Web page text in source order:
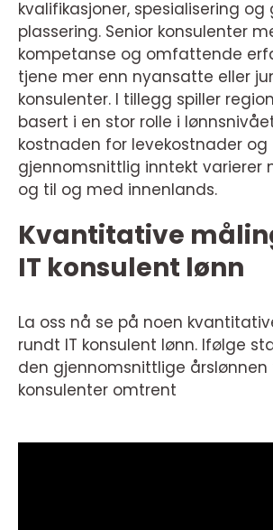
kvalifikasjoner, spesialisering og
plassering. Senior konsulenter
kompetanse og omfattende
tjene mer enn nyansatte eller
konsulenter. I tillegg spiller
basert i en stor rolle i
kostnaden for levekostnader og
gjennomsnittlig inntekt varierer
og til og med innenlands.
Kvantitative
IT konsulent lønn
La oss nå se på noen
rundt IT konsulent lønn. Ifølge
den gjennomsnittlige årslønnen
konsulenter omtrent